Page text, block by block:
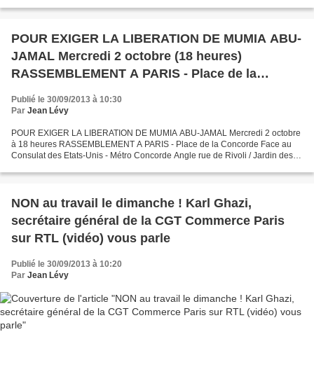
POUR EXIGER LA LIBERATION DE MUMIA ABU-
JAMAL Mercredi 2 octobre (18 heures)
RASSEMBLEMENT A PARIS - Place de la
Métro Concorde
Publié le 30/09/2013 à 10:30
Par Jean Lévy
POUR EXIGER LA LIBERATION DE MUMIA ABU-JAMAL Mercredi 2 octobre
à 18 heures RASSEMBLEMENT A PARIS - Place de la Concorde Face au
Consulat des Etats-Unis - Métro Concorde Angle rue de Rivoli / Jardin des
NON au travail le dimanche ! Karl Ghazi,
secrétaire général de la CGT Commerce Paris
sur RTL (vidéo) vous parle
Publié le 30/09/2013 à 10:20
Par Jean Lévy